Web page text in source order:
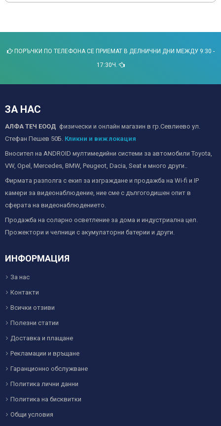
ПОРЪЧКИ ПО ТЕЛЕФОНА СЕ ПРИЕМАТ В ДЕЛНИЧНИ ДНИ МЕЖДУ 9:30 -
17:30Ч.
ЗА НАС
АЛФА ТЕЧ ЕООД физически и онлайн магазин в гр.Севлиево ул.
Стефан Пешев 50Б. Кликни и виж локация
Вносител на ANDROID мултимедийни системи за автомобили Toyota,
VW, Opel, Mercedes, BMW, Peugeot, Dacia, Seat и много други..
Фирмата разполга с екип за изграждане и продажба на Wi-fi и IP
камери за видеонаблюдение, ние сме с дългогодишен опит в
сферата на видеонаблюдението.
Продажба на соларно осветление за дома и индустриална цел.
Прожектори и челници с акумулаторни батерии и други.
ИНФОРМАЦИЯ
За нас
Контакти
Всички отзиви
Полезни статии
Доставка и плащане
Рекламации и връщане
Гаранционно обслужване
Политика лични данни
Политика на бисквитки
Общи условия